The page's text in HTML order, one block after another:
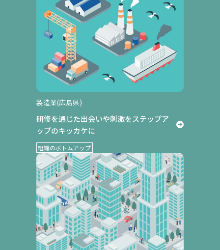
オーダーメイド研修
製造業(広島県)
研修を通じた出会いや刺激をステップア
ップのキッカケに
組織のボトムアップ